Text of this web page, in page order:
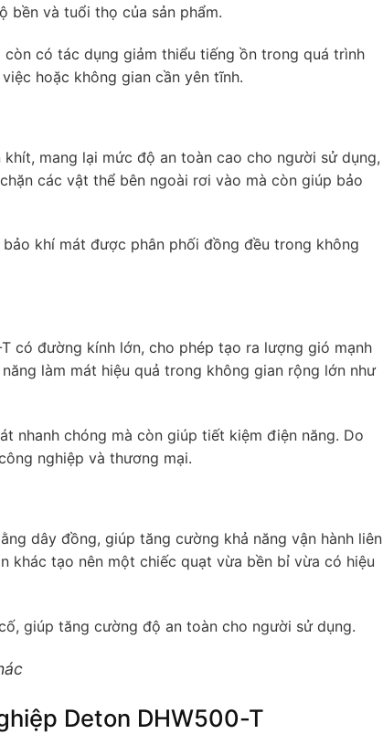
bền và tuổi thọ của sản phẩm.
có tác dụng giảm thiểu tiếng ồn trong quá trình
hoặc không gian cần yên tĩnh.
mang lại mức độ an toàn cao cho người sử dụng,
các vật thể bên ngoài rơi vào mà còn giúp bảo
khí mát được phân phối đồng đều trong không
có đường kính lớn, cho phép tạo ra lượng gió mạnh
làm mát hiệu quả trong không gian rộng lớn như
nhanh chóng mà còn giúp tiết kiệm điện năng. Do
nghiệp và thương mại.
dây đồng, giúp tăng cường khả năng vận hành liên
khác tạo nên một chiếc quạt vừa bền bỉ vừa có hiệu
giúp tăng cường độ an toàn cho người sử dụng.
Deton DHW500-T